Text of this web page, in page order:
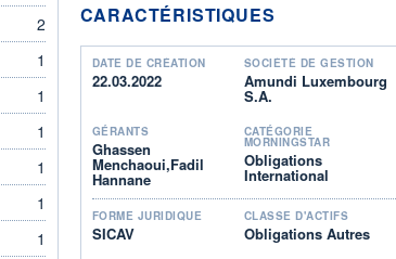
2
1
1
1
1
1
1
CARACTÉRISTIQUES
DATE DE CRÉATION
22.03.2022
SOCIÉTÉ DE GESTION
Amundi Luxembourg
S.A.
GÉRANTS
Ghassen
Menchaoui,Fadil
Hannane
CATÉGORIE
MORNINGSTAR
Obligations
International
FORME JURIDIQUE
SICAV
CLASSE D'ACTIFS
Obligations Autres